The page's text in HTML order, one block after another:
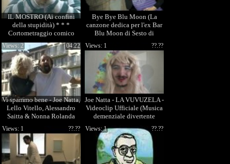
IL MOSTRO (Ai confini
della stupidità) * * *
Cortometraggio comico
divertente by Joe Natta
Bye Bye Blu Moon (La
canzone dedica per l'ex Bar
Blu Moon di Sesto di
Vi spammo bene - Joe Natta,
Lello Vitello, Alessandro
Saitta & Nonna Rolanda
04:22
Views: 2
Joe Natta - LA VUVUZELA -
Videoclip Ufficiale (Musica
demenziale divertente
??.??
Views: 1
??.??
Views: 1 ??.??
Views: 1